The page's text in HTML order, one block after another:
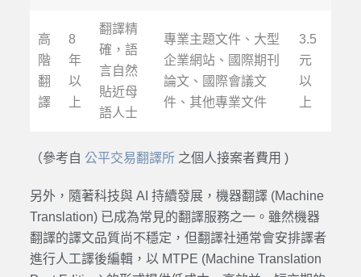
高
階
翻
譯
8
年
以
上
翻譯精
確，語
言自然
貼近母
語人士
專業主題文件、大型
企業網站、國際期刊
論文、國際會議文
件、其他專業文件
3.5
元
以
上
（參考自 公平交易翻譯所之個人接案者費用 )
另外，隨著科技與 AI 持續發展，機器翻譯 (Machine
Translation) 已成為常見的翻譯服務之一。雖然機器
翻譯的譯文品質尚不穩定，但翻譯社通常會安排譯者
進行人工譯後編輯，以 MTPE (Machine Translation